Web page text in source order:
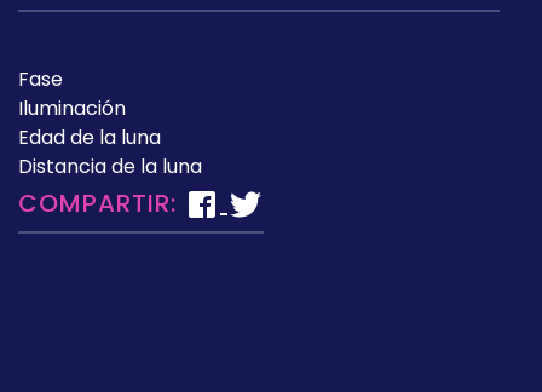
Fase
Iluminación
Edad de la luna
Distancia de la luna
COMPARTIR: